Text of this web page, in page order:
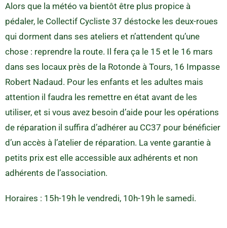
Alors que la météo va bientôt être plus propice à
pédaler, le Collectif Cycliste 37 déstocke les deux-roues
qui dorment dans ses ateliers et n’attendent qu’une
chose : reprendre la route. Il fera ça le 15 et le 16 mars
dans ses locaux près de la Rotonde à Tours, 16 Impasse
Robert Nadaud. Pour les enfants et les adultes mais
attention il faudra les remettre en état avant de les
utiliser, et si vous avez besoin d’aide pour les opérations
de réparation il suffira d’adhérer au CC37 pour bénéficier
d’un accès à l’atelier de réparation. La vente garantie à
petits prix est elle accessible aux adhérents et non
adhérents de l’association.
Horaires : 15h-19h le vendredi, 10h-19h le samedi.